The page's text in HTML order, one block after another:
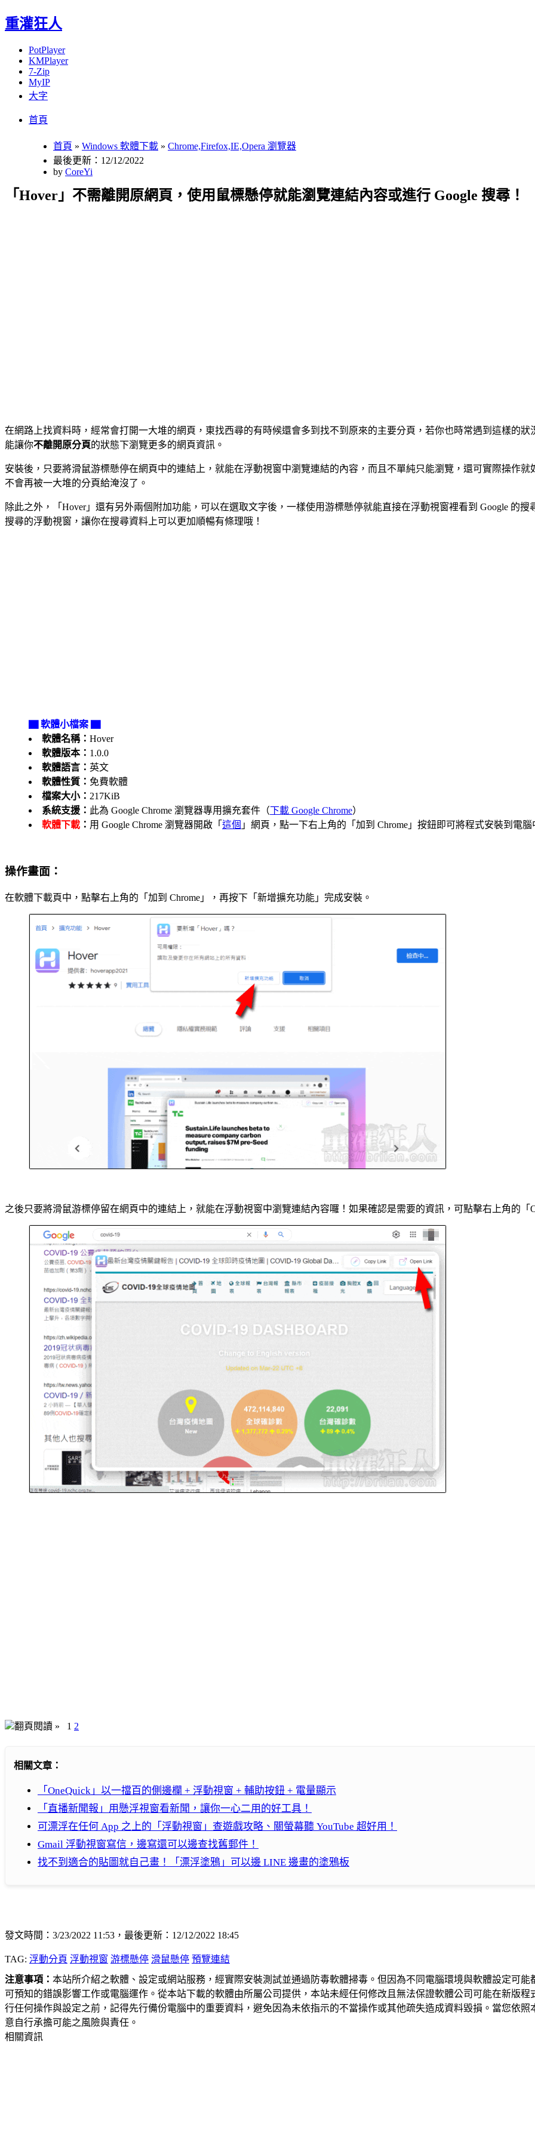
重灌狂人
PotPlayer
KMPlayer
7-Zip
MyIP
大字
首頁
首頁 » Windows 軟體下載 » Chrome,Firefox,IE,Opera 瀏覽器
最後更新：12/12/2022
by CoreYi
「Hover」不需離開原網頁，使用鼠標懸停就能瀏覽連結內容或進行 Google 搜尋！
在網路上找資料時，經常會打開一大堆的網頁，東找西尋的有時候還會多到找不到原來的主要分頁，若你也時常遇到這樣的狀
能讓你不離開原分頁的狀態下瀏覽更多的網頁資訊。
安裝後，只要將滑鼠游標懸停在網頁中的連結上，就能在浮動視窗中瀏覽連結的內容，而且不單純只能瀏覽，還可實際操作
不會再被一大堆的分頁給淹沒了。
除此之外，「Hover」還有另外兩個附加功能，可以在選取文字後，一樣使用游標懸停就能直接在浮動視窗裡看到 Google 的
搜尋的浮動視窗，讓你在搜尋資料上可以更加順暢有條理哦！
▇ 軟體小檔案 ▇
軟體名稱： Hover
軟體版本： 1.0.0
軟體語言： 英文
軟體性質： 免費軟體
檔案大小： 217KiB
系統支援： 此為 Google Chrome 瀏覽器專用擴充套件（下載 Google Chrome）
軟體下載 ： 用 Google Chrome 瀏覽器開啟「 這個 」網頁，點一下右上角的「加到 Chrome」按鈕即可將程式安裝到電腦
操作畫面：
在軟體下載頁中，點擊右上角的「加到 Chrome」，再按下「新增擴充功能」完成安裝。
之後只要將滑鼠游標停留在網頁中的連結上，就能在浮動視窗中瀏覽連結內容囉！如果確認是需要的資訊，可點擊右上角的「
翻頁閱讀 » 1 2
相關文章：
「OneQuick」以一擋百的側邊欄 + 浮動視窗 + 輔助按鈕 + 電量顯示
「直播新聞報」用懸浮視窗看新聞，讓你一心二用的好工具！
可漂浮在任何 App 之上的「浮動視窗」查遊戲攻略、關螢幕聽 YouTube 超好用！
Gmail 浮動視窗寫信，邊寫還可以邊查找舊郵件！
找不到適合的貼圖就自己畫！「漂浮塗鴉」可以邊 LINE 邊畫的塗鴉板
發文時間：3/23/2022 11:53，最後更新：12/12/2022 18:45
TAG: 浮動分頁 浮動視窗 游標懸停 滑鼠懸停 預覽連結
注意事項： 本站所介紹之軟體、設定或網站服務，經實際安裝測試並通過防毒軟體掃毒。但因為不同電腦環境與軟體設定可
可預知的錯誤影響工作或電腦運作。從本站下載的軟體由所屬公司提供，本站未經任何修改且無法保證軟體公司可能在新版
行任何操作與設定之前，記得先行備份電腦中的重要資料，避免因為未依指示的不當操作或其他疏失造成資料毀損。當您依
意自行承擔可能之風險與責任。
相關資訊